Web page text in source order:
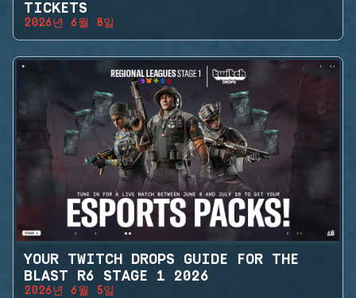
TICKETS
2026년 6월 8일
YOUR TWITCH DROPS GUIDE FOR THE
BLAST R6 STAGE 1 2026
2026년 6월 5일